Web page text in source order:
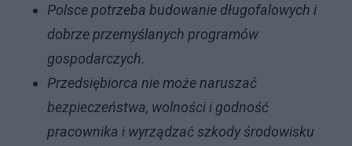
Polsce potrzeba budowanie długofalowych i
dobrze przemyślanych programów
gospodarczych.
Przedsiębiorca nie może naruszać
bezpieczeństwa, wolności i godność
pracownika i wyrządzać szkody środowisku